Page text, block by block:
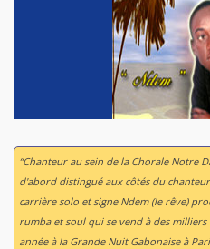
“Chanteur au sein de la Chorale Notre
d'abord distingué aux côtés du chanteur
carrière solo et signe Ndem (le rêve)
rumba et soul qui se vend à des
année à la Grande Nuit Gabonaise à